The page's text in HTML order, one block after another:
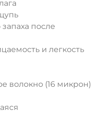
после
и легкость
волокно (16 микрон)
НЕТ